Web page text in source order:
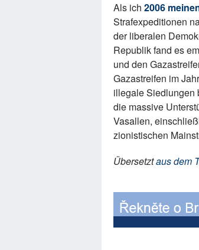
Als ich 2006
Strafexpeditionen
der liberalen
Republik fand es
und den
Gazastreifen im
illegale Siedlungen
die massive
Vasallen,
zionistischen
Übersetztaus dem